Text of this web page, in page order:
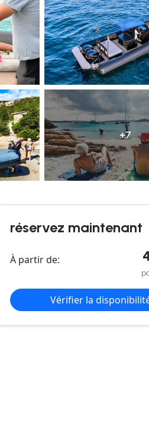
+7
réservez maintenant
À partir de:
Vérifier la